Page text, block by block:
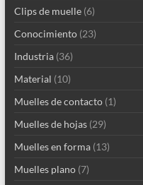
Clips de muelle(6)
Conocimiento(23)
Industria(36)
Material (10)
Muelles de contacto(1)
Muelles de hojas(29)
Muelles en forma(13)
Muelles plano(7)